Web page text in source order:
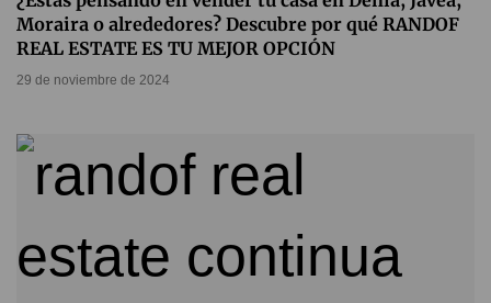
Moraira o alrededores? Descubre por qué RANDOF
REAL ESTATE ES TU MEJOR OPCIÓN
29 de noviembre de 2024